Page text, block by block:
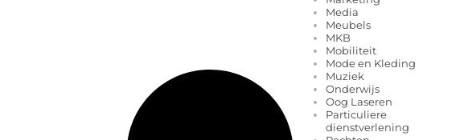
Media
Meubels
MKB
Mobiliteit
Mode en Kleding
Muziek
Onderwijs
Oog Laseren
Particuliere
dienstverlening